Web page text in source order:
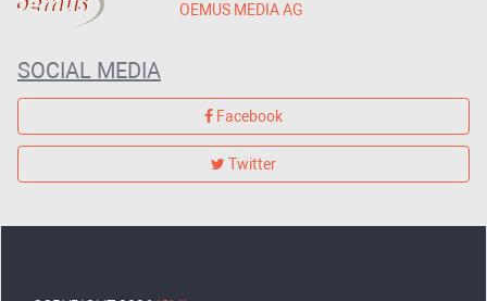
OEMUS MEDIA AG
SOCIAL MEDIA
Facebook
Twitter